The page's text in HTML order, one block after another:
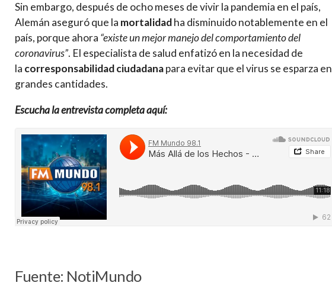
Sin embargo, después de ocho meses de vivir la pandemia en el país,
Alemán aseguró que la mortalidadha disminuido notablemente en el
país, porque ahora “existe un mejor manejo del comportamiento del
coronavirus”. El especialista de salud enfatizó en la necesidad de
la corresponsabilidad ciudadanapara evitar que el virus se esparza en
grandes cantidades.
Escucha la entrevista completa aquí:
Fuente: NotiMundo